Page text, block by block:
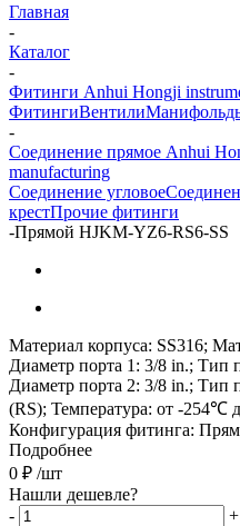
Главная
-
Каталог
-
Фитинги Anhui Hongji
ФитингиВентили
-
Соединение прямое Anhui
manufacturing
Соединение угловое
крестПрочие фитинги
-Прямой HJKM-YZ6-RS6-SS
Материал корпуса: SS316;
Диаметр порта 1: 3/8 in.; Тип
Диаметр порта 2: 3/8 in.; Тип
(RS); Температура: от -254℃
Конфигурация фитинга:
Подробнее
0 ₽ /шт
Нашли дешевле?
-
+